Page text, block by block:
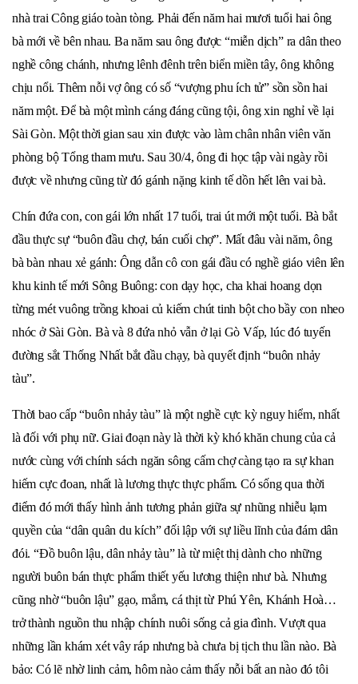
nhà trai Công giáo toàn tòng. Phải đến năm hai mươi tuổi hai ông
bà mới về bên nhau. Ba năm sau ông được “miễn dịch” ra dân theo
nghề công chánh, nhưng lênh đênh trên biển miền tây, ông không
chịu nổi. Thêm nỗi vợ ông có số “vượng phu ích tử” sồn sồn hai
năm một. Để bà một mình cáng đáng cũng tội, ông xin nghỉ về lại
Sài Gòn. Một thời gian sau xin được vào làm chân nhân viên văn
phòng bộ Tổng tham mưu. Sau 30/4, ông đi học tập vài ngày rồi
được về nhưng cũng từ đó gánh nặng kinh tế dồn hết lên vai bà.
Chín đứa con, con gái lớn nhất 17 tuổi, trai út mới một tuổi. Bà bắt
đầu thực sự “buôn đầu chợ, bán cuối chợ”. Mất đâu vài năm, ông
bà bàn nhau xẻ gánh: Ông dẫn cô con gái đầu có nghề giáo viên lên
khu kinh tế mới Sông Buông: con dạy học, cha khai hoang dọn
từng mét vuông trồng khoai củ kiếm chút tinh bột cho bầy con nheo
nhóc ở Sài Gòn. Bà và 8 đứa nhỏ vẫn ở lại Gò Vấp, lúc đó tuyến
đường sắt Thống Nhất bắt đầu chạy, bà quyết định “buôn nhảy
tàu”.
Thời bao cấp “buôn nhảy tàu” là một nghề cực kỳ nguy hiểm, nhất
là đối với phụ nữ. Giai đoạn này là thời kỳ khó khăn chung của cả
nước cùng với chính sách ngăn sông cấm chợ càng tạo ra sự khan
hiếm cực đoan, nhất là lương thực thực phẩm. Có sống qua thời
điểm đó mới thấy hình ảnh tương phản giữa sự nhũng nhiễu lạm
quyền của “dân quân du kích” đối lập với sự liều lĩnh của đám dân
đói. “Đồ buôn lậu, dân nhảy tàu” là từ miệt thị dành cho những
người buôn bán thực phẩm thiết yếu lương thiện như bà. Nhưng
cũng nhờ “buôn lậu” gạo, mắm, cá thịt từ Phú Yên, Khánh Hoà…
trở thành nguồn thu nhập chính nuôi sống cả gia đình. Vượt qua
những lần khám xét vây ráp nhưng bà chưa bị tịch thu lần nào. Bà
bảo: Có lẽ nhờ linh cảm, hôm nào cảm thấy nỗi bất an nào đó tôi